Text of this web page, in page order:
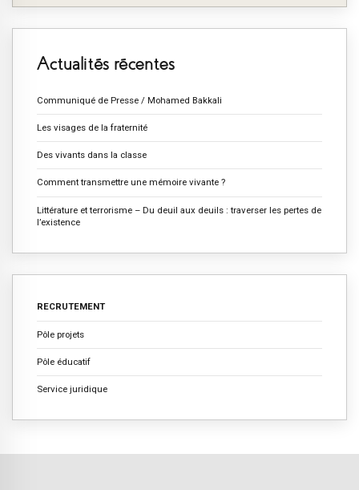
Actualités récentes
Communiqué de Presse / Mohamed Bakkali
Les visages de la fraternité
Des vivants dans la classe
Comment transmettre une mémoire vivante ?
Littérature et terrorisme – Du deuil aux deuils : traverser les pertes de
l’existence
RECRUTEMENT
Pôle projets
Pôle éducatif
Service juridique